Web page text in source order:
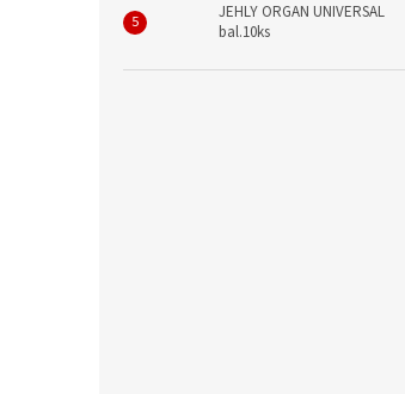
JEHLY ORGAN UNIVERSAL
bal.10ks